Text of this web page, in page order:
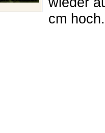
cm hoch.